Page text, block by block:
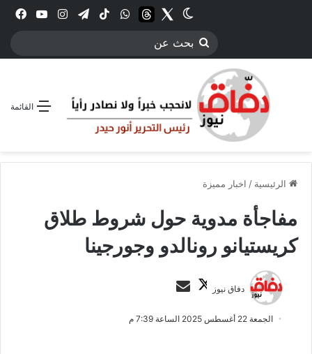
انستقرامتيلقرام‫TikTokواتسابthreadsTwitter
الوضع المظلم
بحث
القائمة
الرئيسية / اخبار مميزة
مفاجأة مدوية حول شروط طلاق
كريستيانو رونالدو وجورجينا
دفاق نيوز
ت
ب
س
الجمعة 22 أغسطس 2025 الساعة 7:39 م